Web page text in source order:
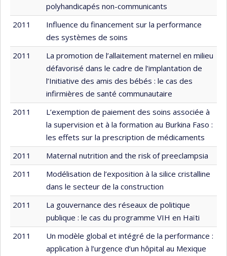
polyhandicapés non-communicants
2011
Influence du financement sur la performance
des systèmes de soins
2011
La promotion de l’allaitement maternel en milieu
défavorisé dans le cadre de l’implantation de
l’Initiative des amis des bébés : le cas des
infirmières de santé communautaire
2011
L’exemption de paiement des soins associée à
la supervision et à la formation au Burkina Faso :
les effets sur la prescription de médicaments
2011
Maternal nutrition and the risk of preeclampsia
2011
Modélisation de l’exposition à la silice cristalline
dans le secteur de la construction
2011
La gouvernance des réseaux de politique
publique : le cas du programme VIH en Haïti
2011
Un modèle global et intégré de la performance :
application à l’urgence d’un hôpital au Mexique